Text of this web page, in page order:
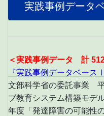
実践事例データ
＜実践事例データ 計
『実践事例データベースⅠ
文部科学省の委託事業
ブ教育システム構築モデ
年度「発達障害の可能性